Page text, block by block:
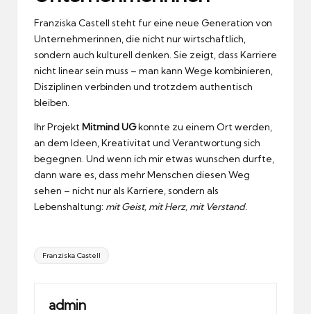
Franziska Castell steht fur eine neue Generation von
Unternehmerinnen, die nicht nur wirtschaftlich,
sondern auch kulturell denken. Sie zeigt, dass Karriere
nicht linear sein muss – man kann Wege kombinieren,
Disziplinen verbinden und trotzdem authentisch
bleiben.
Ihr Projekt Mitmind UGkonnte zu einem Ort werden,
an dem Ideen, Kreativitat und Verantwortung sich
begegnen. Und wenn ich mir etwas wunschen durfte,
dann ware es, dass mehr Menschen diesen Weg
sehen – nicht nur als Karriere, sondern als
Lebenshaltung: mit Geist, mit Herz, mit Verstand.
Tags:
Franziska Castell
admin